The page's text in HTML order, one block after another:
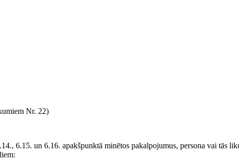
Nr. 22)
6.15. un 6.16. apakšpunktā minētos pakalpojumus, persona vai tās